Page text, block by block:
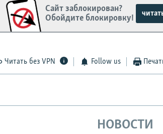
Сайт заблокирован?
Обойдите блокировку!
Читать без VPN Follow us
НОВОСТИ